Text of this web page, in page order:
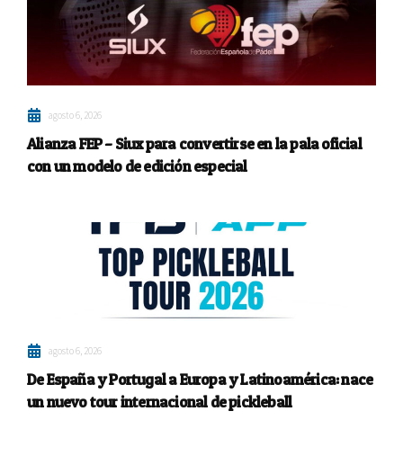
agosto 6, 2026
Alianza FEP – Siux para convertirse en la pala oficial
con un modelo de edición especial
agosto 6, 2026
De España y Portugal a Europa y Latinoamérica: nace
un nuevo tour internacional de pickleball